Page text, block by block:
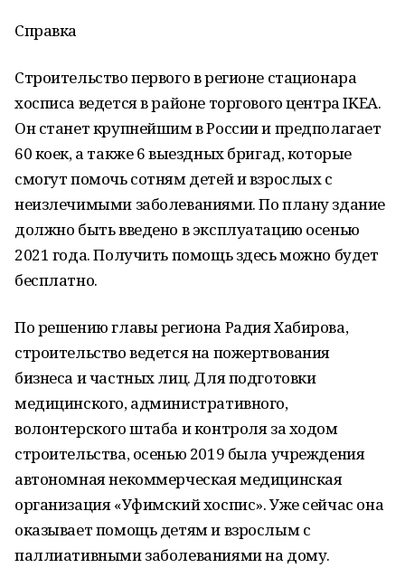
Справка
Строительство первого в регионе стационара
хосписа ведется в районе торгового центра IKEA.
Он станет крупнейшим в России и предполагает
60 коек, а также 6 выездных бригад, которые
смогут помочь сотням детей и взрослых с
неизлечимыми заболеваниями. По плану здание
должно быть введено в эксплуатацию осенью
2021 года. Получить помощь здесь можно будет
бесплатно.
По решению главы региона Радия Хабирова,
строительство ведется на пожертвования
бизнеса и частных лиц. Для подготовки
медицинского, административного,
волонтерского штаба и контроля за ходом
строительства, осенью 2019 была учреждения
автономная некоммерческая медицинская
организация «Уфимский хоспис». Уже сейчас она
оказывает помощь детям и взрослым с
паллиативными заболеваниями на дому.